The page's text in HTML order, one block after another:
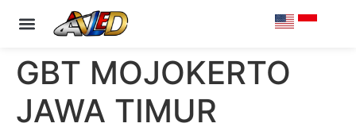
GBT MOJOKERTO
JAWA TIMUR